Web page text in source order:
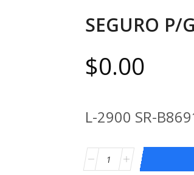
SEGURO P/
$0.00
L-2900 SR-